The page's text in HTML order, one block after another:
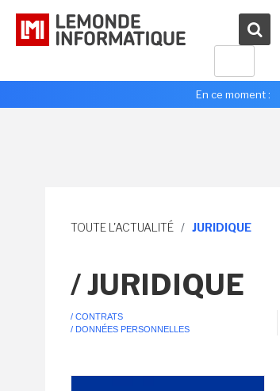
En ce moment :
TOUTE L'ACTUALITÉ / JURIDIQUE
/ JURIDIQUE
/ CONTRATS
/ DONNÉES PERSONNELLES